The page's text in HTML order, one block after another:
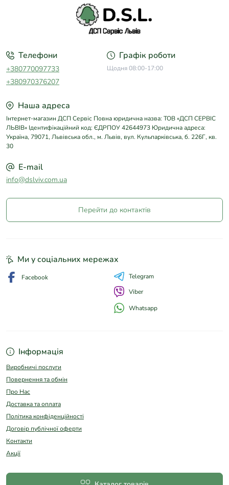
Телефони
+380770097733
+380970376207
Графік роботи
Щодня 08:00-17:00
Наша адреса
Інтернет-магазин ДСП Сервіс Повна юридична назва: ТОВ «ДСП СЕРВІС
ЛЬВІВ» Ідентифікаційний код: ЄДРПОУ 42644973 Юридична адреса:
Україна, 79071, Львівська обл., м. Львів, вул. Кульпарківська, б. 226Г, кв.
30
E-mail
info@dslviv.com.ua
Перейти до контактів
Інформація
Виробничі послуги
Повернення та обмін
Про Нас
Доставка та оплата
Політика конфіденційності
Договір публічної оферти
Контакти
Акції
Ми у соціальних мережах
Facebook
Telegram
Viber
Whatsapp